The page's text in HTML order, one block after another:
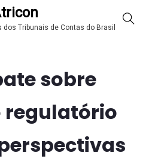
Tribunais de Contas do Brasil
sobre
regulatório